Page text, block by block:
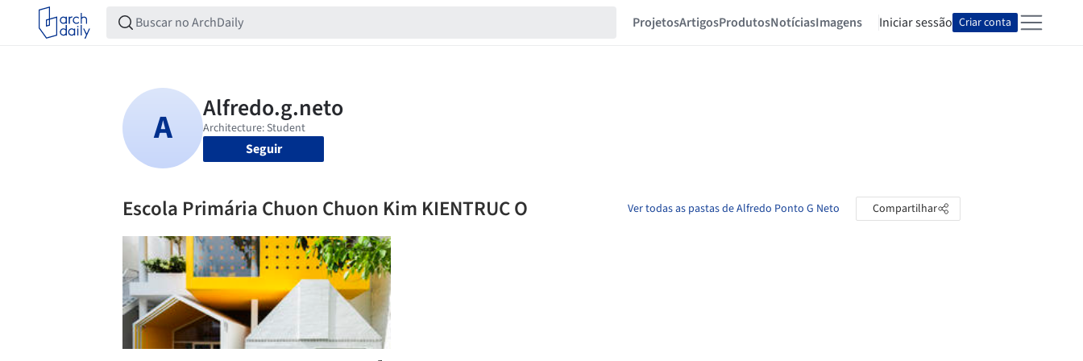
ProjetosArtigosProdutosNotíciasImagens Iniciar sessão Criar conta
Seguir
Escola Primária Chuon Chuon Kim KIENTRUC O Ver todas as pastas de Alfredo Ponto G Neto Compartilhar